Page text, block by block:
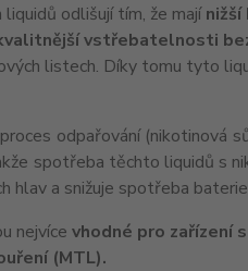
odlišují tím, že mají
vstřebatelnosti
listech. Díky tomu tyto
odpařování
spotřeba těchto liquidů s
hlav a snižuje spotřeba
nejvíce vhodné pro zařízení
(MTL).